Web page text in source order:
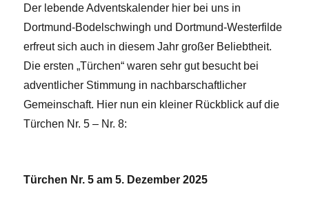
Der lebende Adventskalender hier bei uns in
Dortmund-Bodelschwingh und Dortmund-Westerfilde
erfreut sich auch in diesem Jahr großer Beliebtheit.
Die ersten „Türchen“ waren sehr gut besucht bei
adventlicher Stimmung in nachbarschaftlicher
Gemeinschaft. Hier nun ein kleiner Rückblick auf die
Türchen Nr. 5 – Nr. 8:
Türchen Nr. 5 am 5. Dezember 2025